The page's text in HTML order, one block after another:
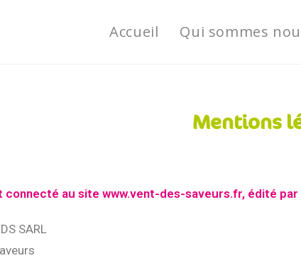
Accueil Qui sommes
Mentions
au site www.vent-des-saveurs.fr, édité par
SARL